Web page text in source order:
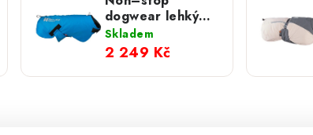
dogwear lehký
zimní obleček
Blest
Skladem
2 249 Kč